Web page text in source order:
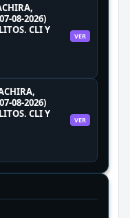
08-2026)
CLI Y
VER
08-2026)
CLI Y
VER